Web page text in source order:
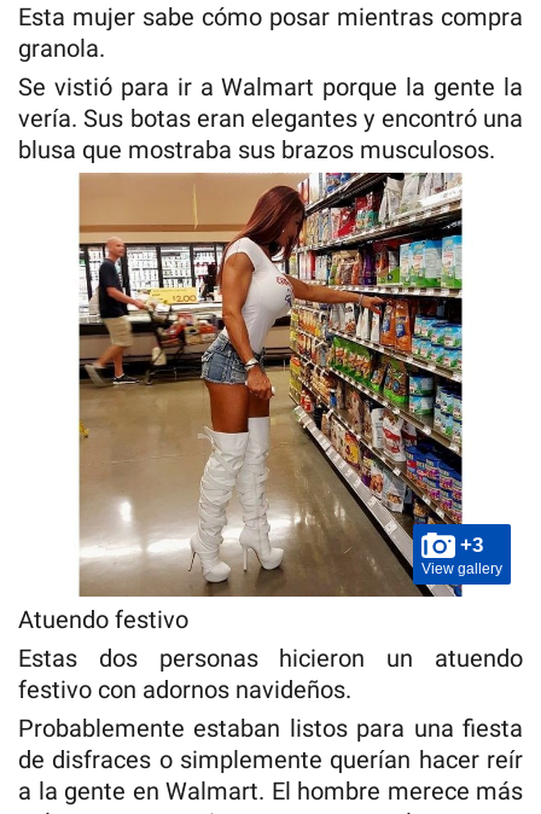
Esta mujer sabe cómo posar mientras compra
granola.
Se vistió para ir a Walmart porque la gente la
vería. Sus botas eran elegantes y encontró una
blusa que mostraba sus brazos musculosos.
+3
View gallery
Atuendo festivo
Estas dos personas hicieron un atuendo
festivo con adornos navideños.
Probablemente estaban listos para una fiesta
de disfraces o simplemente querían hacer reír
a la gente en Walmart. El hombre merece más